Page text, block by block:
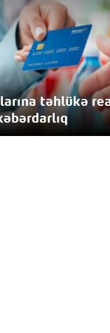
təhlükə